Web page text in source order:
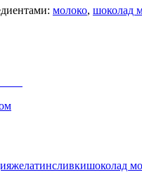
молоко, шоколад
желатинсливкишоколад